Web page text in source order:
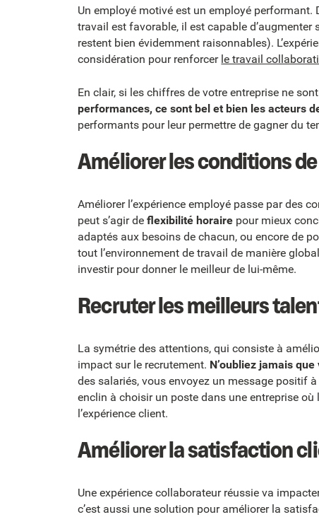
Un employé motivé est un employé
travail est favorable, il est capable
restent bien évidemment raisonnables).
considération pour renforcer le travail
En clair, si les chiffres de votre entreprise ne
performances, ce sont bel et bien les acteurs
performants pour leur permettre de gagner du
Améliorer les conditions
Améliorer l’expérience employé passe par des
peut s’agir deflexibilité horaire pour mieux
adaptés aux besoins de chacun, ou encore de
tout l’environnement de travail de manière
investir pour donner le meilleur de lui-même.
Recruter les meilleurs
La symétrie des attentions, qui consiste à
impact sur le recrutement. N’oubliez jamais
des salariés, vous envoyez un message positif
enclin à choisir un poste dans une entreprise
l’expérience client.
Améliorer la satisfaction
Une expérience collaborateur réussie va
c’est aussi une solution pour améliorer la